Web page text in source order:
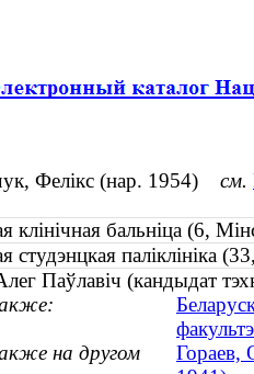
Фелікс (нар. 1954) см.
клінічная бальніца (6,
студэнцкая паліклініка
Паўлавіч (кандыдат
на другом
Гораев,